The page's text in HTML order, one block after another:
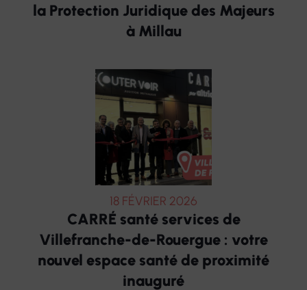
la Protection Juridique des Majeurs
à Millau
18 FÉVRIER 2026
CARRÉ santé services de
Villefranche-de-Rouergue : votre
nouvel espace santé de proximité
inauguré